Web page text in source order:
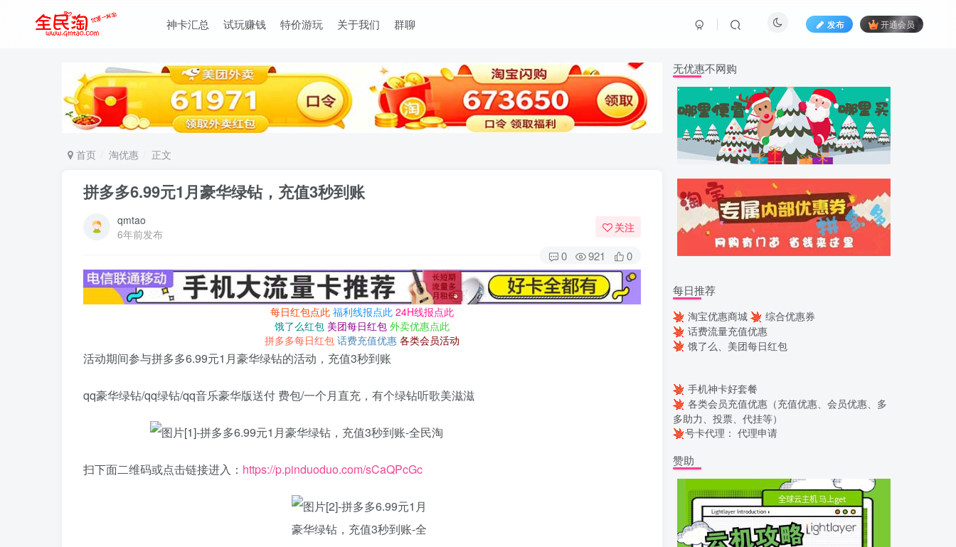
神卡汇总 试玩赚钱 特价游玩 关于我们 群聊 发布 开通会员
首页 淘优惠 正文
拼多多6.99元1月豪华绿钻，充值3秒到账
qmtao
6年前发布
关注
0 921 0
每日红包点此 福利线报点此 24H线报点此
饿了么红包 美团每日红包 外卖优惠点此
拼多多每日红包 话费充值优惠 各类会员活动
活动期间参与拼多多6.99元1月豪华绿钻的活动，充值3秒到账
qq豪华绿钻/qq绿钻/qq音乐豪华版送付 费包/一个月直充，有个绿钻听歌美滋滋
扫下面二维码或点击链接进入： https://p.pinduoduo.com/sCaQPcGc
无优惠不网购
每日推荐
淘宝优惠商城
综合优惠券
话费流量充值优惠
饿了么、美团每日红包
手机神卡好套餐
各类会员充值优惠（充值优惠、会员优惠、多
多助力、投票、代挂等）
号卡代理： 代理申请
赞助